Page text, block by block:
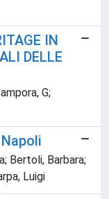
IN
DELLE
G;
Bertoli, Barbara;
Luigi